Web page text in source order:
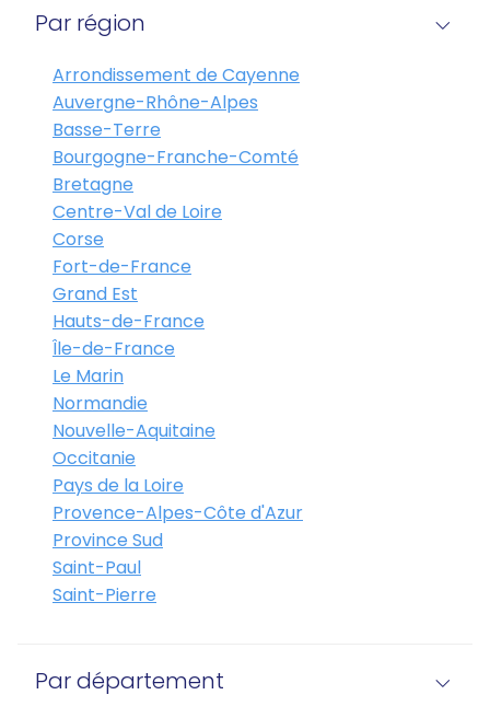
Par région
Arrondissement de Cayenne
Auvergne-Rhône-Alpes
Basse-Terre
Bourgogne-Franche-Comté
Bretagne
Centre-Val de Loire
Corse
Fort-de-France
Grand Est
Hauts-de-France
Île-de-France
Le Marin
Normandie
Nouvelle-Aquitaine
Occitanie
Pays de la Loire
Provence-Alpes-Côte d'Azur
Province Sud
Saint-Paul
Saint-Pierre
Par département